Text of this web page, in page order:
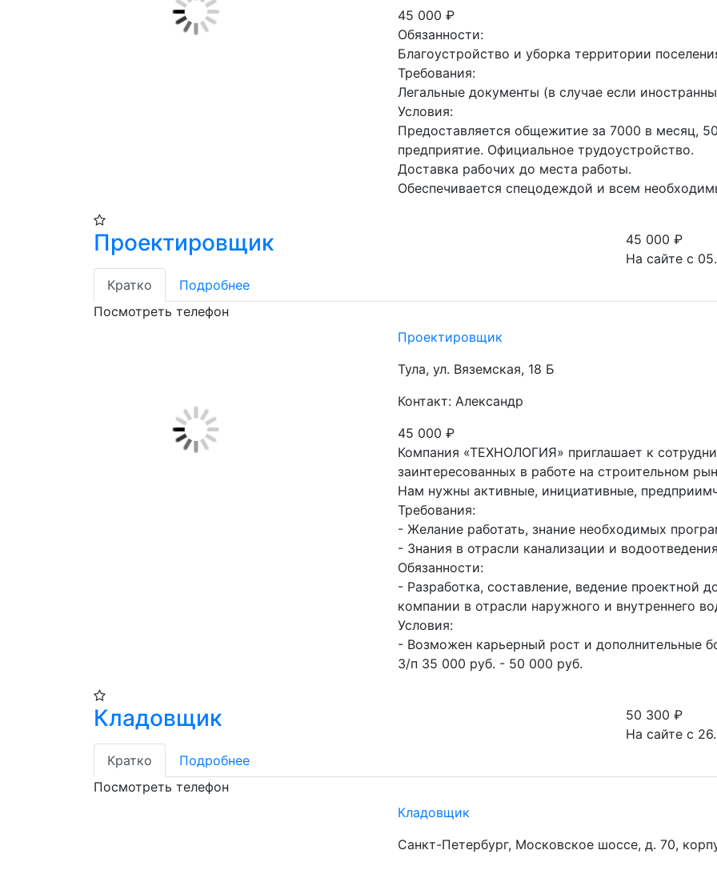
45 000 ₽
Обязанности:
Благоустройство и уборка территории
Требования:
Легальные документы (в случае если
Условия:
Предоставляется общежитие за 7000 в месяц,
предприятие. Официальное трудоустройство.
Доставка рабочих до места работы.
Обеспечивается спецодеждой и всем
Проектировщик 45 000 ₽
На сайте с
Кратко
Подробнее
Посмотреть телефон
Проектировщик
Тула, ул. Вяземская, 18 Б
Контакт: Александр
45 000 ₽
Компания «ТЕХНОЛОГИЯ» приглашает к
заинтересованных в работе на строительном
Нам нужны активные, инициативные,
Требования:
- Желание работать, знание необходимых
- Знания в отрасли канализации и
Обязанности:
- Разработка, составление, ведение проектной
компании в отрасли наружного и внутреннего
Условия:
- Возможен карьерный рост и дополнительные
З/п 35 000 руб. - 50 000 руб.
Кладовщик 50 300 ₽
На сайте с
Кратко
Подробнее
Посмотреть телефон
Кладовщик
Санкт-Петербург, Московское шоссе, д. 70,